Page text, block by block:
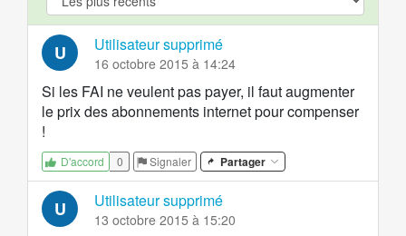
U Utilisateur supprimé
16 octobre 2015 à 14:24
Si les FAI ne veulent pas payer, il faut augmenter
le prix des abonnements internet pour compenser
!
D'accord 0 Signaler Partager
U Utilisateur supprimé
13 octobre 2015 à 15:20